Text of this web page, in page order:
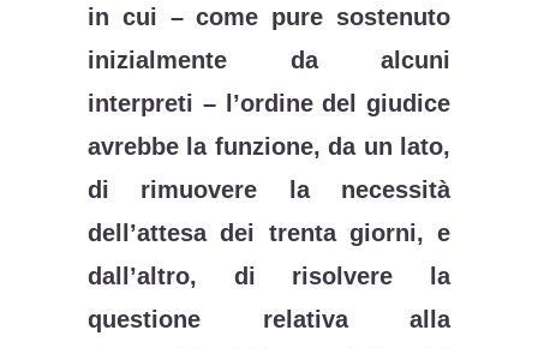
in cui – come pure sostenuto
inizialmente da alcuni
interpreti – l’ordine del giudice
avrebbe la funzione, da un lato,
di rimuovere la necessità
dell’attesa dei trenta giorni, e
dall’altro, di risolvere la
questione relativa alla